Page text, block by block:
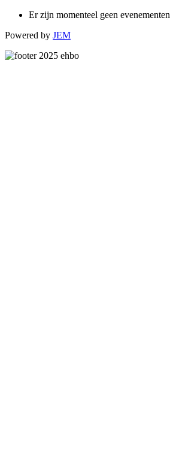
Er zijn momenteel geen evenementen
Powered by JEM